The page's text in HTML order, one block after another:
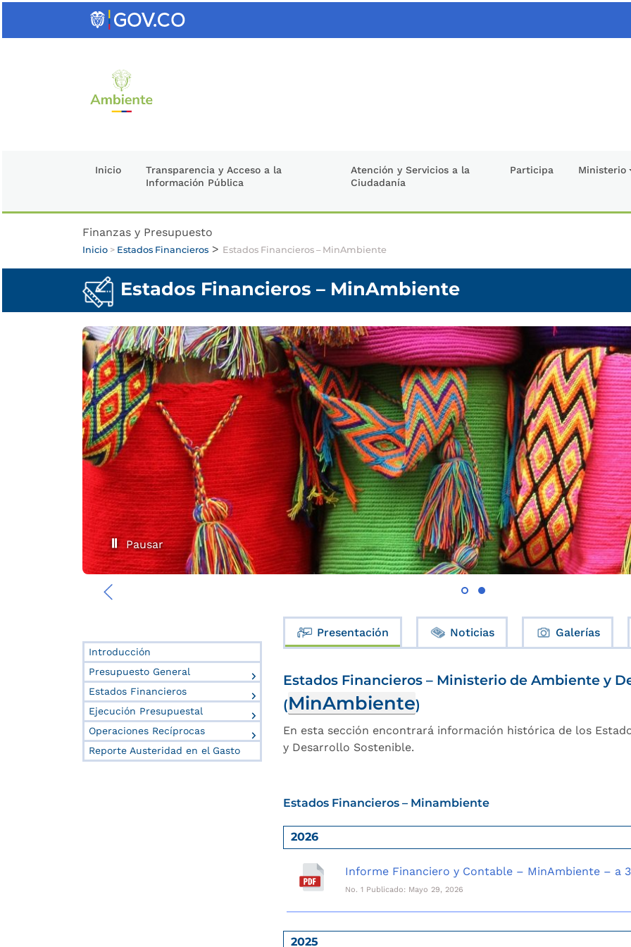
Inicio
Transparencia y Acceso a la
Información Pública
Atención y Servicios a la
Ciudadanía
Participa Ministerio
Finanzas y Presupuesto
Inicio > Estados Financieros > Estados Financieros – MinAmbiente
Estados Financieros – MinAmbiente
‹
Pausar
Introducción
Presupuesto General
Estados Financieros
Ejecución Presupuestal
Operaciones Recíprocas
Reporte Austeridad en el Gasto
Presentación Noticias Galerías
Estados Financieros – Ministerio de Ambiente y
(MinAmbiente)
En esta sección encontrará información histórica de los
y Desarrollo Sostenible.
Estados Financieros – Minambiente
2026
Informe Financiero y Contable – MinAmbiente – a
No. 1 Publicado: Mayo 29, 2026
2025